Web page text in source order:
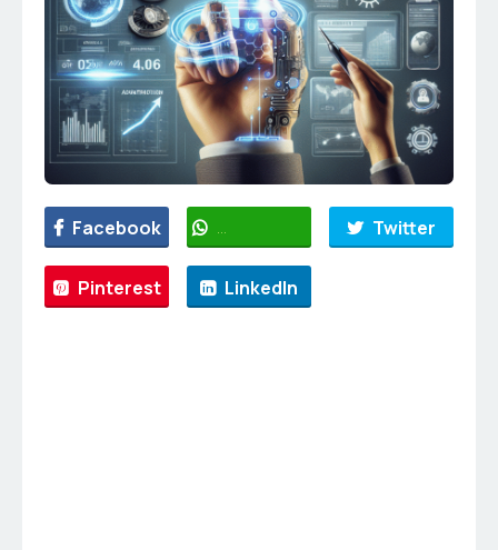
Facebook WhatsApp Twitter
Pinterest LinkedIn